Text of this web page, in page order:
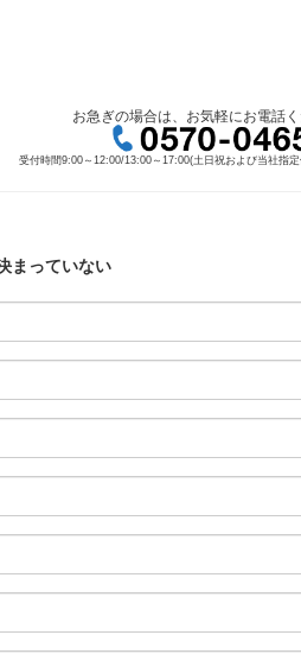
お急ぎの場合は、お気軽にお電話く
受付時間9:00～12:00/13:00～17:00(土日祝および当社指
まっていない